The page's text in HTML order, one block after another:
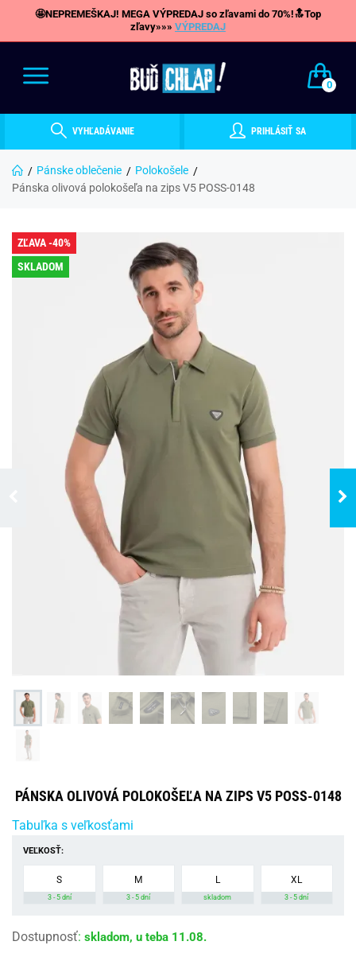
🤩NEPREMEŠKAJ! MEGA VÝPREDAJ so zľavami do 70%!🔝Top
zľavy»»» VÝPREDAJ
0
VYHĽADÁVANIE PRIHLÁSIŤ SA
Pánske oblečenie
Polokošele
Pánska olivová polokošeľa na zips V5 POSS-0148
ZĽAVA -40%
SKLADOM
PÁNSKA OLIVOVÁ POLOKOŠEĽA NA ZIPS V5 POSS-0148
Tabuľka s veľkosťami
VEĽKOSŤ:
S
3 - 5 dní
M
3 - 5 dní
L
skladom
XL
3 - 5 dní
Dostupnosť: skladom, u teba 11.08.